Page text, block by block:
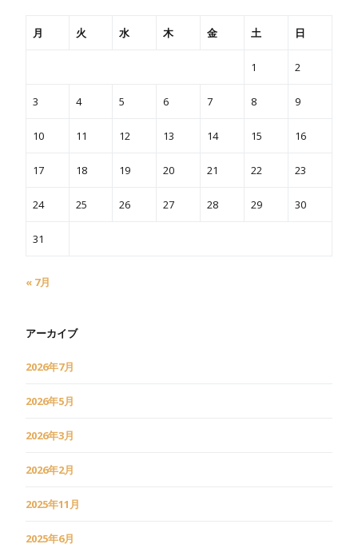
月 火 水 木 金 土 日
1 2
3 4 5 6 7 8 9
10 11 12 13 14 15 16
17 18 19 20 21 22 23
24 25 26 27 28 29 30
31
« 7月
アーカイブ
2026年7月
2026年5月
2026年3月
2026年2月
2025年11月
2025年6月